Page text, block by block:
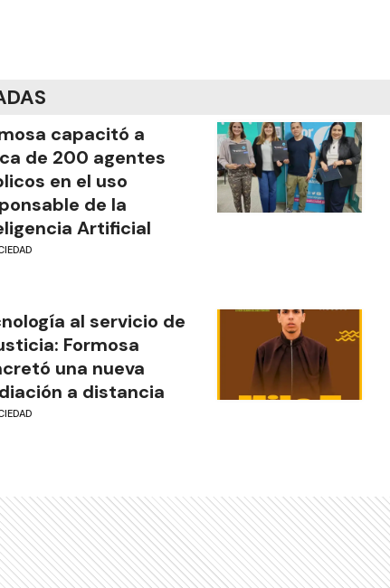
capacitó a
de 200 agentes
en el uso
de la
Artificial
al servicio de
Formosa
una nueva
a distancia